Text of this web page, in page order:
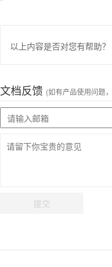
以上内容是否对您有帮助？
文档反馈 (如有产品使用问题
提交